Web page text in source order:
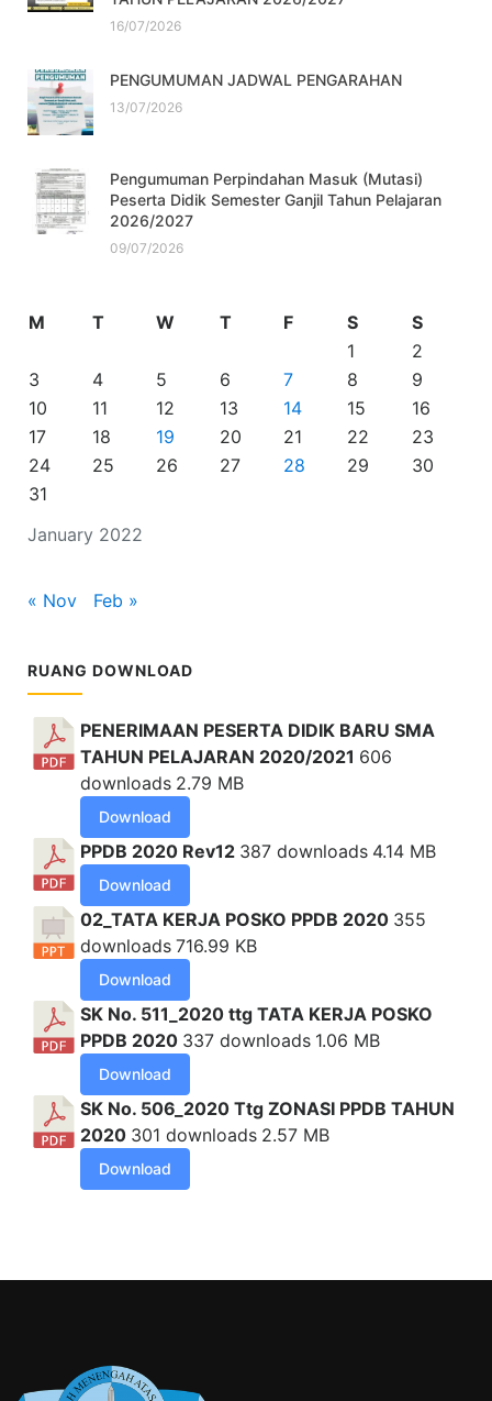
16/07/2026
PENGUMUMAN JADWAL PENGARAHAN
13/07/2026
Pengumuman Perpindahan Masuk (Mutasi)
Peserta Didik Semester Ganjil Tahun Pelajaran
2026/2027
09/07/2026
January 2022
M T W T F S
S
1
2
3
4 5 6 7 8
9
10
11 12 13 14 15
16
17
18 19 20 21 22
23
24
25 26 27 28 29
30
31
« Nov Feb »
RUANG DOWNLOAD
PENERIMAAN PESERTA DIDIK BARU SMA
TAHUN PELAJARAN 2020/2021 606
downloads 2.79 MB
Download
PPDB 2020 Rev12 387 downloads 4.14 MB
Download
02_TATA KERJA POSKO PPDB 2020 355
downloads 716.99 KB
Download
SK No. 511_2020 ttg TATA KERJA POSKO
PPDB 2020 337 downloads 1.06 MB
Download
SK No. 506_2020 Ttg ZONASI PPDB TAHUN
2020 301 downloads 2.57 MB
Download